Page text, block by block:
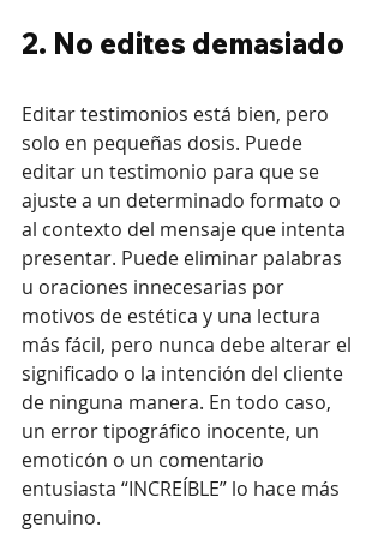
2. No edites demasiado
Editar testimonios está bien, pero
solo en pequeñas dosis. Puede
editar un testimonio para que se
ajuste a un determinado formato o
al contexto del mensaje que intenta
presentar. Puede eliminar palabras
u oraciones innecesarias por
motivos de estética y una lectura
más fácil, pero nunca debe alterar el
significado o la intención del cliente
de ninguna manera. En todo caso,
un error tipográfico inocente, un
emoticón o un comentario
entusiasta “INCREÍBLE” lo hace más
genuino.